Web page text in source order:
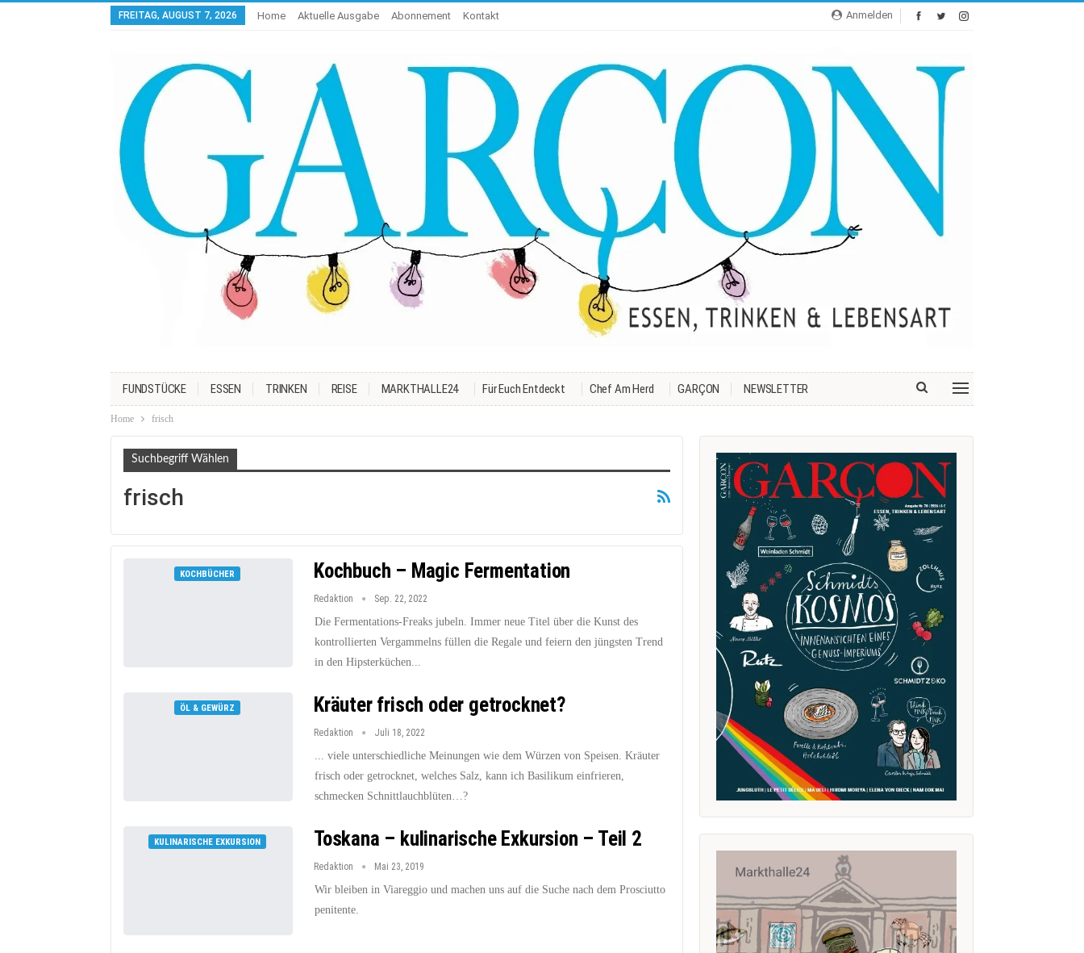
Anmelden
FREITAG, AUGUST 7, 2026 Home Aktuelle Ausgabe Abonnement Kontakt
FUNDSTÜCKE ESSEN TRINKEN REISE MARKTHALLE24 Für Euch Entdeckt Chef Am Herd GARÇON NEWSLETTER
Home frisch
Suchbegriff Wählen
frisch
KOCHBÜCHER Kochbuch – Magic Fermentation
Redaktion Sep. 22, 2022
Die Fermentations-Freaks jubeln. Immer neue Titel über die Kunst des
kontrollierten Vergammelns füllen die Regale und feiern den jüngsten Trend
in den Hipsterküchen...
ÖL & GEWÜRZ Kräuter frisch oder getrocknet?
Redaktion Juli 18, 2022
... viele unterschiedliche Meinungen wie dem Würzen von Speisen. Kräuter
frisch oder getrocknet, welches Salz, kann ich Basilikum einfrieren,
schmecken Schnittlauchblüten…?
KULINARISCHE EXKURSION Toskana – kulinarische Exkursion – Teil 2
Redaktion Mai 23, 2019
Wir bleiben in Viareggio und machen uns auf die Suche nach dem Prosciutto
penitente.